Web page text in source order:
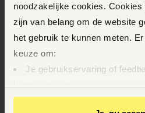
noodzakelijke cookies.
zijn van belang om de website
het gebruik te kunnen meten.
keuze om:
Je gebruikservaring of
Op basis van je gedrag je